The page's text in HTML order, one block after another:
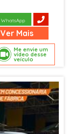
Me envie um
vídeo desse
veículo
WhatsApp
Ver Mais